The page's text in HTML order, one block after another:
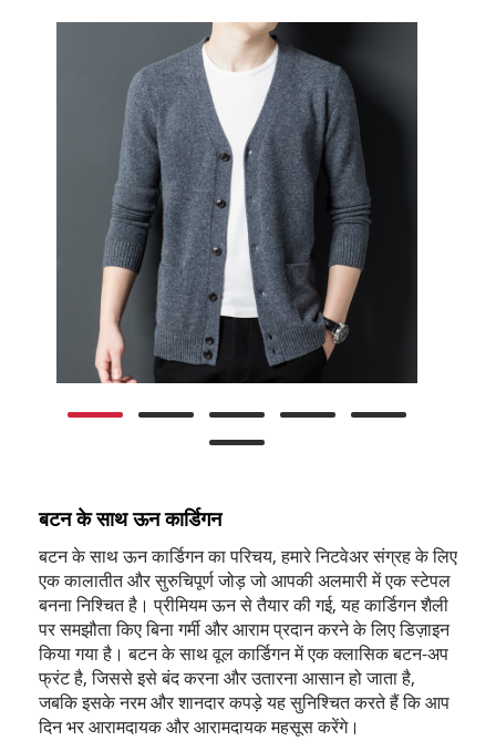
बटन के साथ ऊन कार्डिगन
बटन के साथ ऊन कार्डिगन का परिचय, हमारे निटवेअर संग्रह के लिए
एक कालातीत और सुरुचिपूर्ण जोड़ जो आपकी अलमारी में एक स्टेपल
बनना निश्चित है। प्रीमियम ऊन से तैयार की गई, यह कार्डिगन शैली
पर समझौता किए बिना गर्मी और आराम प्रदान करने के लिए डिज़ाइन
किया गया है। बटन के साथ वूल कार्डिगन में एक क्लासिक बटन-अप
फ्रंट है, जिससे इसे बंद करना और उतारना आसान हो जाता है,
जबकि इसके नरम और शानदार कपड़े यह सुनिश्चित करते हैं कि आप
दिन भर आरामदायक और आरामदायक महसूस करेंगे।